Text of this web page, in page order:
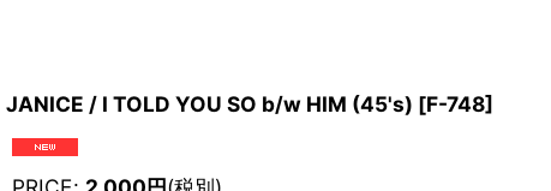
JANICE / I TOLD YOU SO b/w HIM (45's) [F-748]